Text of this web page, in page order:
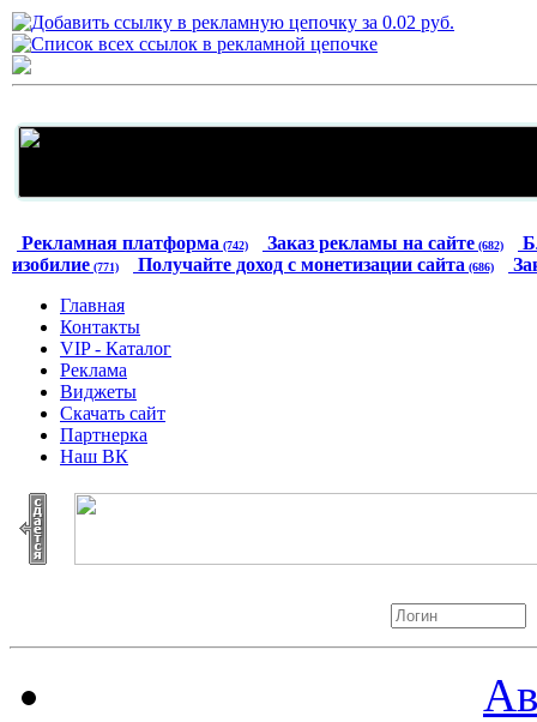
Рекламная платформа (742) Заказ рекламы на сайте (682)
изобилие (771) Получайте доход с монетизации сайта (686)
Главная
Контакты
VIP - Каталог
Реклама
Виджеты
Скачать сайт
Партнерка
Наш ВК